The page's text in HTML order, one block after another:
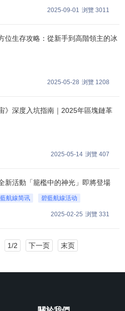
浏覽 3011
2025-09-01
位生存攻略：從新手到高階領主的冰
浏覽 1208
2025-05-28
》深度入坑指南｜2025年區塊鏈革
浏覽 407
2025-05-14
新活動「籠檻中的神光」即將登場
航線简讯 碧藍航線活动
浏覽 331
2025-02-25
1/2 下一页 末页